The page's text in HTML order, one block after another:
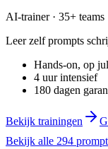
AI-trainer · 35+ teams
Leer zelf prompts
Hands-on, op
4 uur intensief
180 dagen
Bekijk trainingen
Bekijk alle 294